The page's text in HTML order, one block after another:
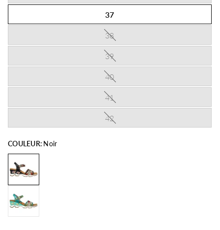
37
38
39
40
41
42
COULEUR: Noir